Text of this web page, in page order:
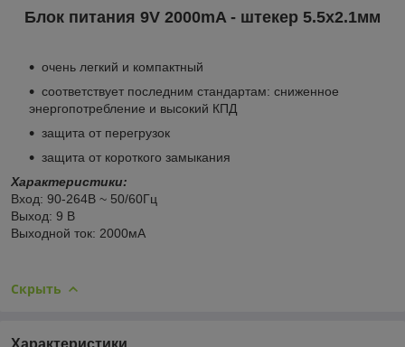
Блок питания 9V 2000mA - штекер 5.5x2.1мм
очень легкий и компактный
соответствует последним стандартам: сниженное
энергопотребление и высокий КПД
защита от перегрузок
защита от короткого замыкания
Характеристики:
Вход: 90-264В ~ 50/60Гц
Выход: 9 В
Выходной ток: 2000мА
Скрыть
Характеристики